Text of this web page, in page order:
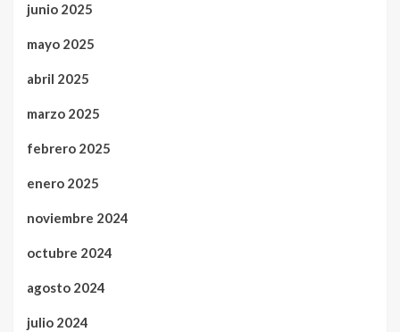
junio 2025
mayo 2025
abril 2025
marzo 2025
febrero 2025
enero 2025
noviembre 2024
octubre 2024
agosto 2024
julio 2024